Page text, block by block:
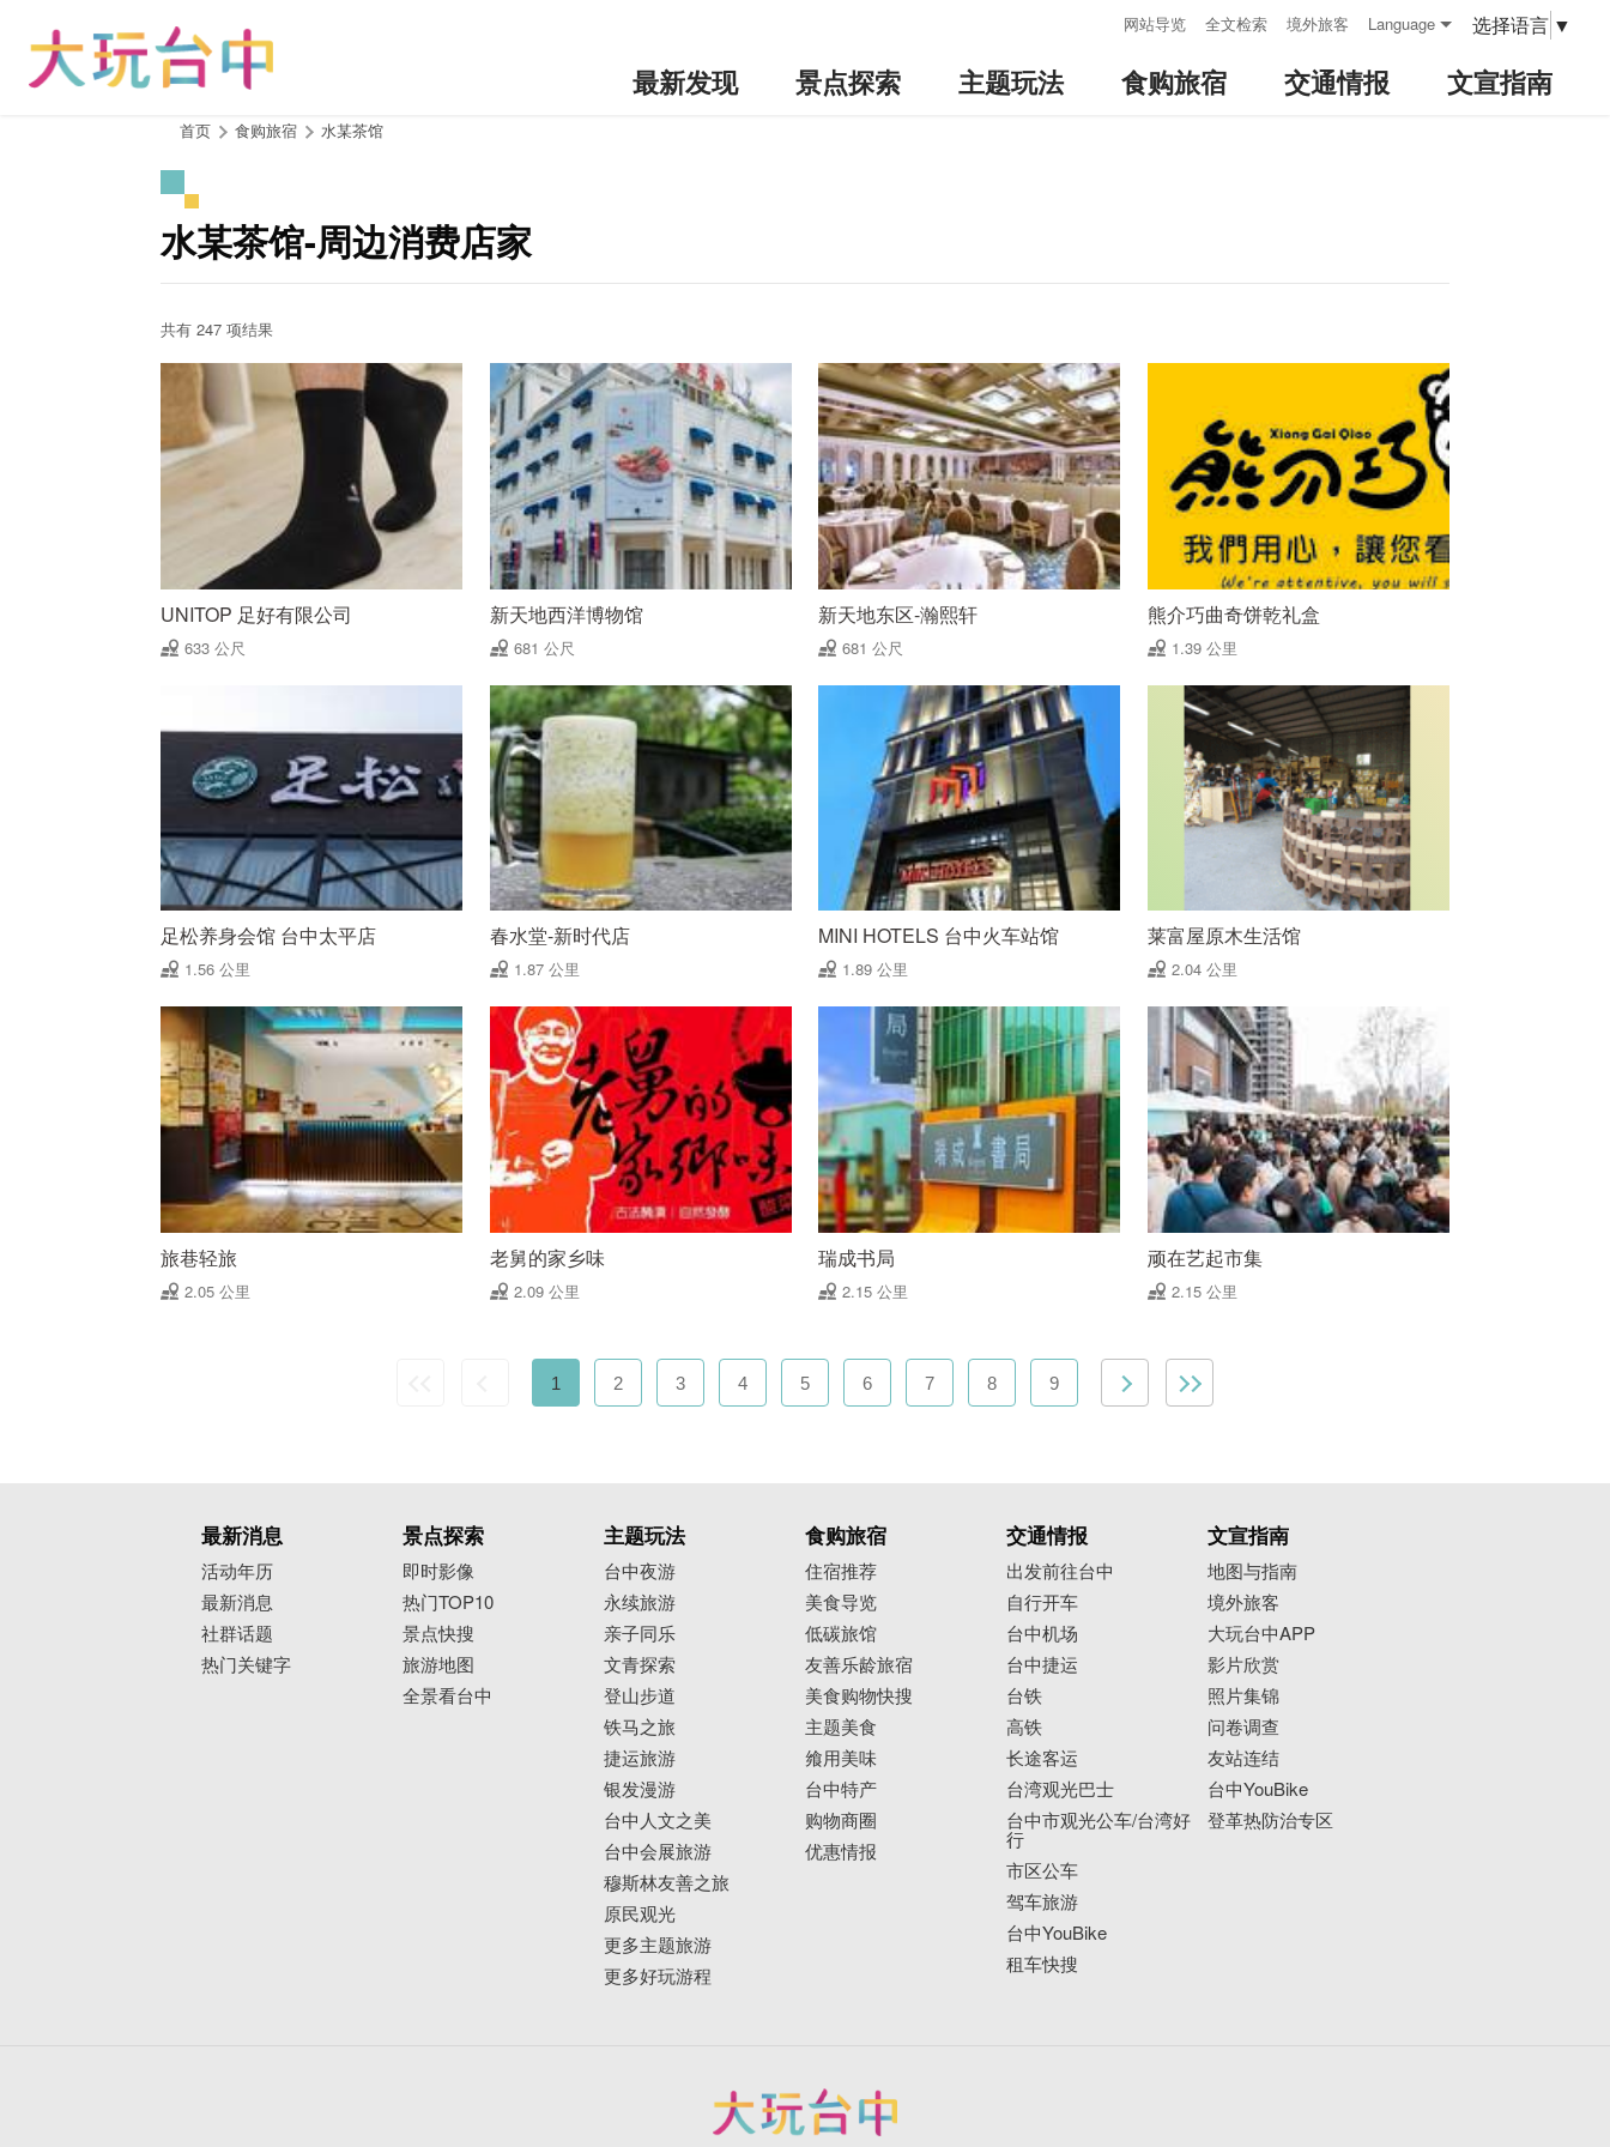
网站导览 全文检索 境外旅客 Language 选择语言 ▼
最新发现 景点探索 主题玩法 食购旅宿 交通情报 文宣指南
首页 食购旅宿 水某茶馆
水某茶馆-周边消费店家
共有 247 项结果
UNITOP 足好有限公司
633 公尺
新天地西洋博物馆
681 公尺
新天地东区-瀚熙轩
681 公尺
熊介巧曲奇饼乾礼盒
1.39 公里
足松养身会馆 台中太平店
1.56 公里
春水堂-新时代店
1.87 公里
MINI HOTELS 台中火车站馆
1.89 公里
莱富屋原木生活馆
2.04 公里
旅巷轻旅
2.05 公里
老舅的家乡味
2.09 公里
瑞成书局
2.15 公里
顽在艺起市集
2.15 公里
1 2 3 4 5 6 7 8 9
最新消息
活动年历
最新消息
社群话题
热门关键字
景点探索
即时影像
热门TOP10
景点快搜
旅游地图
全景看台中
主题玩法
台中夜游
永续旅游
亲子同乐
文青探索
登山步道
铁马之旅
捷运旅游
银发漫游
台中人文之美
台中会展旅游
穆斯林友善之旅
原民观光
更多主题旅游
更多好玩游程
食购旅宿
住宿推荐
美食导览
低碳旅馆
友善乐龄旅宿
美食购物快搜
主题美食
飨用美味
台中特产
购物商圈
优惠情报
交通情报
出发前往台中
自行开车
台中机场
台中捷运
台铁
高铁
长途客运
台湾观光巴士
台中市观光公车/台湾好
行
市区公车
驾车旅游
台中YouBike
租车快搜
文宣指南
地图与指南
境外旅客
大玩台中APP
影片欣赏
照片集锦
问卷调查
友站连结
台中YouBike
登革热防治专区